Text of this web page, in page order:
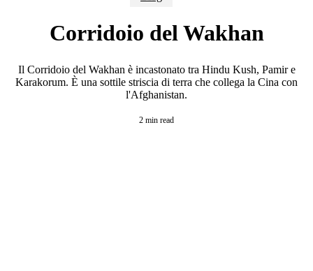
Corridoio del Wakhan
Il Corridoio del Wakhan è incastonato tra Hindu Kush, Pamir e
Karakorum. È una sottile striscia di terra che collega la Cina con
l'Afghanistan.
2 min read